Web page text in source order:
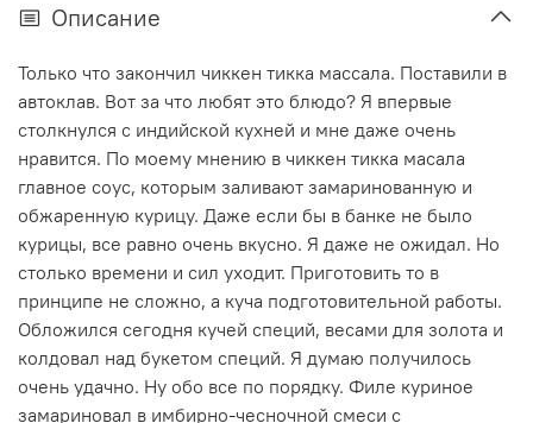
Описание
Только что закончил чиккен тикка массала. Поставили в
автоклав. Вот за что любят это блюдо? Я впервые
столкнулся с индийской кухней и мне даже очень
нравится. По моему мнению в чиккен тикка масала
главное соус, которым заливают замаринованную и
обжаренную курицу. Даже если бы в банке не было
курицы, все равно очень вкусно. Я даже не ожидал. Но
столько времени и сил уходит. Приготовить то в
принципе не сложно, а куча подготовительной работы.
Обложился сегодня кучей специй, весами для золота и
колдовал над букетом специй. Я думаю получилось
очень удачно. Ну обо все по порядку. Филе куриное
замариновал в имбирно-чесночной смеси с